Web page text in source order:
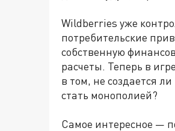
Wildberries уже
потребительские
собственную
расчеты. Теперь в
в том, не создается
стать монополией?
Самое интересное —